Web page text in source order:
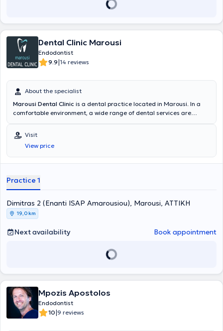
Dental Clinic Marousi
Endodontist
9.9|14 reviews
About the specialist
Marousi Dental Clinic is a dental practice located in Marousi. In a
comfortable environment, a wide range of dental services are
advanced technologies are adopted, and a primary concern is the
implementation of solutions fully tailored to the needs of the
patients.
Visit
View price
Practice 1
Dimitras 2 (Enanti ISAP Amarousiou), Marousi, ΑΤΤΙΚΗ
19,0 km
Next availability Book appointment
Mpozis Apostolos
Endodontist
10|9 reviews